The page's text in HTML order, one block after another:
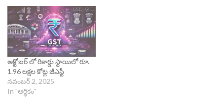
అక్టోబర్ లో రికార్డు స్థాయిలో రూ.
1.96 లక్షల కోట్ల జీఎస్టీ
నవంబర్ 2, 2025
In "ఆర్థికం"